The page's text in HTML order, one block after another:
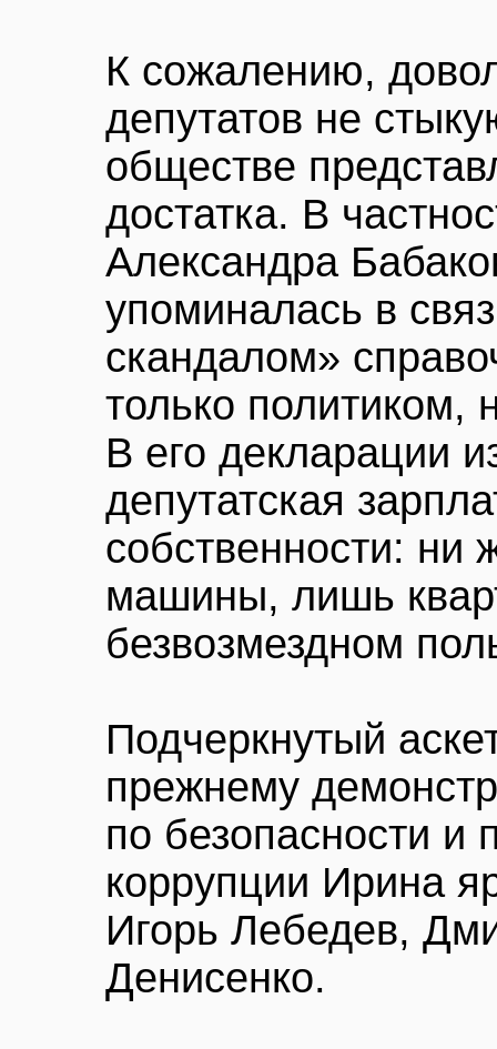
К сожалению,
депутатов не
обществе
достатка. В
Александра
упоминалась в
скандалом»
только политиком,
В его декларации
депутатская
собственности: ни
машины, лишь
безвозмездном
Подчеркнутый
прежнему
по безопасности и
коррупции Ирина
Игорь Лебедев,
Денисенко.